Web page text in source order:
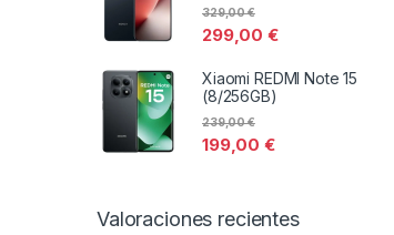
299,00€
329,00€
Xiaomi REDMI Note 15
(8/256GB)
199,00€
239,00€
Valoraciones recientes